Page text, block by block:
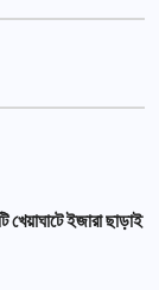
ইজারা ছাড়াই